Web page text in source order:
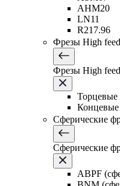
AHM20
LN11
R217.96
Фрезы High feed
Фрезы High feed
Торцевые
Концевые
Сферические
Сферические
ABPF